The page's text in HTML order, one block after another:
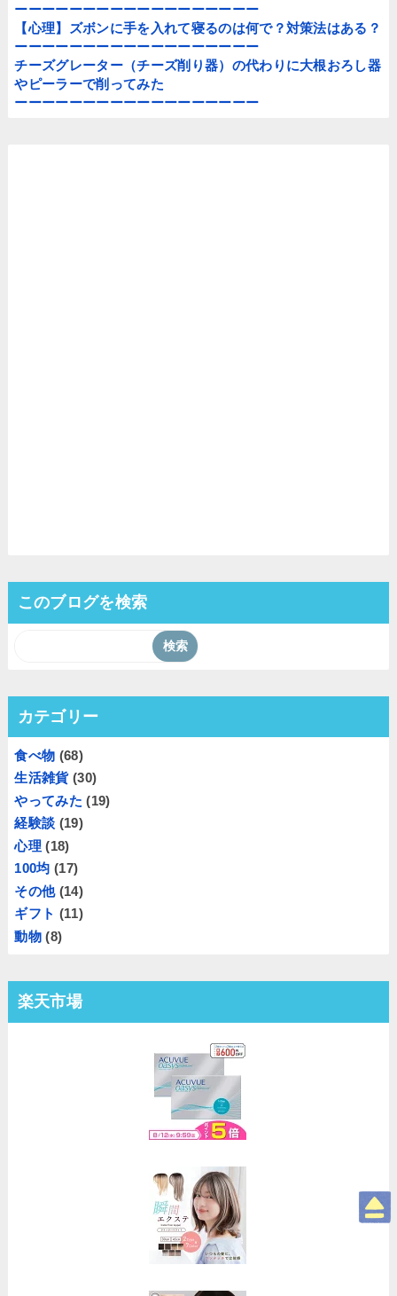
ーーーーーーーーーーーーーーーーーー
【心理】ズボンに手を入れて寝るのは何で？対策法はある？
ーーーーーーーーーーーーーーーーーー
チーズグレーター（チーズ削り器）の代わりに大根おろし器
やピーラーで削ってみた
ーーーーーーーーーーーーーーーーーー
このブログを検索
カテゴリー
食べ物 (68)
生活雑貨 (30)
やってみた (19)
経験談 (19)
心理 (18)
100均 (17)
その他 (14)
ギフト (11)
動物 (8)
楽天市場